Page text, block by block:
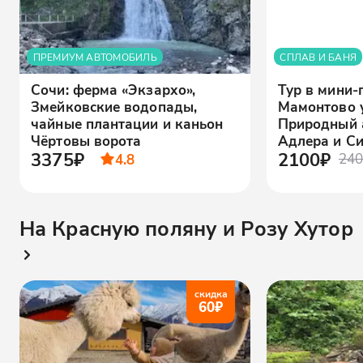
ПРЕМИУМ АВТОМОБИЛЬ
Сочи: ферма «Экзархо»,
Змейковские водопады,
чайные плантации и каньон
Чёртовы ворота
3375₽ 4.8
СПЛАВ И БАНЯ
Тур в мини-
Мамонтово
Природный
Адлера и
2100₽
На Красную поляну и Розу Хутор
скидка
60₽